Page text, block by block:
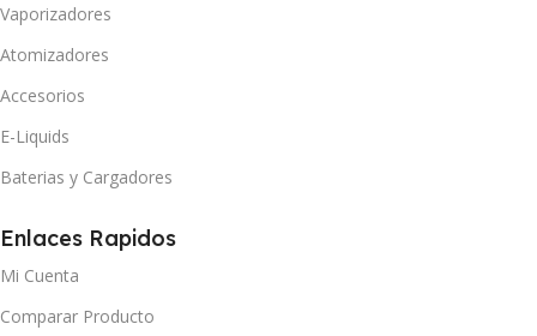
Vaporizadores
Atomizadores
Accesorios
E-Liquids
Baterias y Cargadores
Enlaces Rapidos
Mi Cuenta
Comparar Producto